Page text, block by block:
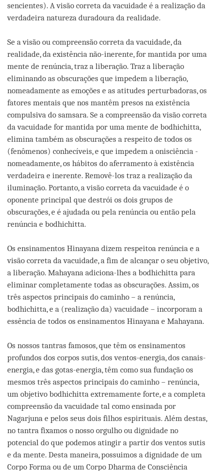
sencientes). A visão correta da vacuidade é a realização da
verdadeira natureza duradoura da realidade.
Se a visão ou compreensão correta da vacuidade, da
realidade, da existência não-inerente, for mantida por uma
mente de renúncia, traz a liberação. Traz a liberação
eliminando as obscurações que impedem a liberação,
nomeadamente as emoções e as atitudes perturbadoras, os
fatores mentais que nos mantêm presos na existência
compulsiva do samsara. Se a compreensão da visão correta
da vacuidade for mantida por uma mente de bodhichitta,
elimina também as obscurações a respeito de todos os
(fenômenos) conhecíveis, e que impedem a onisciência -
nomeadamente, os hábitos do aferramento à existência
verdadeira e inerente. Removê-los traz a realização da
iluminação. Portanto, a visão correta da vacuidade é o
oponente principal que destrói os dois grupos de
obscurações, e é ajudada ou pela renúncia ou então pela
renúncia e bodhichitta.
Os ensinamentos Hinayana dizem respeitoa renúncia e a
visão correta da vacuidade, a fim de alcançar o seu objetivo,
a liberação. Mahayana adiciona-lhes a bodhichitta para
eliminar completamente todas as obscurações. Assim, os
três aspectos principais do caminho – a renúncia,
bodhichitta, e a (realização da) vacuidade – incorporam a
essência de todos os ensinamentos Hinayana e Mahayana.
Os nossos tantras famosos, que têm os ensinamentos
profundos dos corpos sutis, dos ventos-energia, dos canais-
energia, e das gotas-energia, têm como sua fundação os
mesmos três aspectos principais do caminho – renúncia,
um objetivo bodhichitta extremamente forte, e a completa
compreensão da vacuidade tal como ensinada por
Nagarjuna e pelos seus dois filhos espirituais. Além destas,
no tantra fixamos o nosso orgulho ou dignidade no
potencial do que podemos atingir a partir dos ventos sutis
e da mente. Desta maneira, possuimos a dignidade de um
Corpo Forma ou de um Corpo Dharma de Consciência